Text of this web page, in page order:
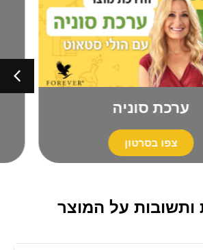
ערכת סוניה
צפו בסרטון
ותשובות על המוצר